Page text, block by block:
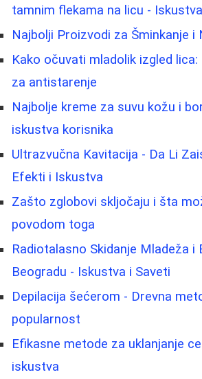
tamnim flekama na licu -
Najbolji Proizvodi za Šminkanje i
Kako očuvati mladolik izgled
za antistarenje
Najbolje kreme za suvu kožu i
iskustva korisnika
Ultrazvučna Kavitacija - Da Li
Efekti i Iskustva
Zašto zglobovi skljočaju i šta
povodom toga
Radiotalasno Skidanje Mladeža i
Beogradu - Iskustva i Saveti
Depilacija šećerom - Drevna
popularnost
Efikasne metode za uklanjanje
iskustva